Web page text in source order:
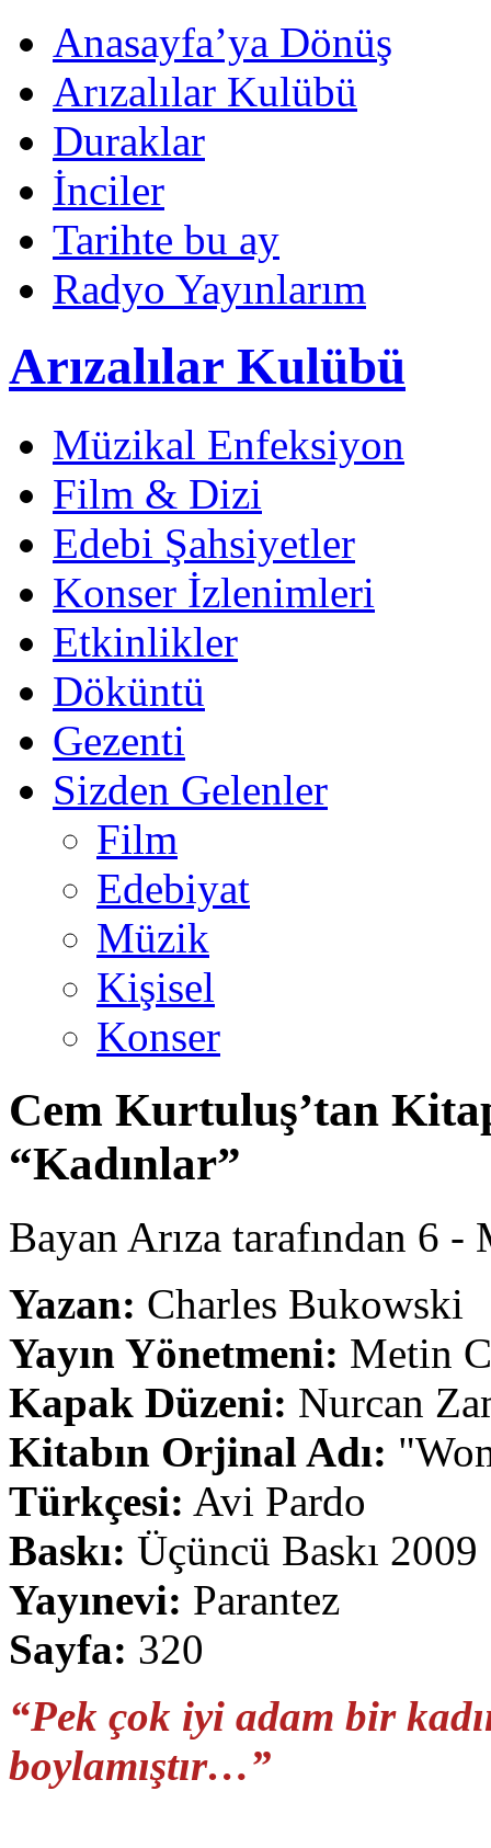
Anasayfa’ya Dönüş
Arızalılar Kulübü
Duraklar
İnciler
Tarihte bu ay
Radyo Yayınlarım
Arızalılar Kulübü
Müzikal Enfeksiyon
Film & Dizi
Edebi Şahsiyetler
Konser İzlenimleri
Etkinlikler
Döküntü
Gezenti
Sizden Gelenler
Film
Edebiyat
Müzik
Kişisel
Konser
Cem Kurtuluş’tan
“Kadınlar”
Bayan Arıza tarafından 6
Yazan: Charles Bukowski
Yayın Yönetmeni: Metin
Kapak Düzeni: Nurcan
Kitabın Orjinal Adı:
Türkçesi: Avi Pardo
Baskı: Üçüncü Baskı 2009
Yayınevi: Parantez
Sayfa: 320
“Pek çok iyi adam bir
boylamıştır…”